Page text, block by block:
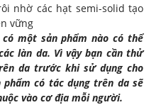
nhờ các hạt semi-solid tạo
vững
một sản phẩm nào có thể
làn da. Vì vậy bạn cần thử
da trước khi sử dụng cho
có tác dụng trên da sẽ
vào cơ địa mỗi người.